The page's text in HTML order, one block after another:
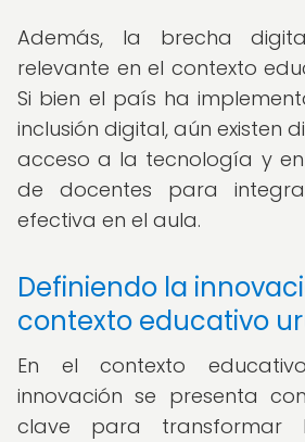
Además, la brecha
relevante en el contexto
Si bien el país ha
inclusión digital, aún existen
acceso a la tecnología y
de docentes para
efectiva en el aula.
Definiendo la
contexto educativo
En el contexto
innovación se presenta
clave para transformar